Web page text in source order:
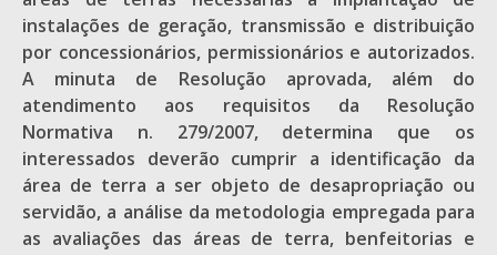
instalações de geração, transmissão e distribuição
por concessionários, permissionários e autorizados.
A minuta de Resolução aprovada, além do
atendimento aos requisitos da Resolução
Normativa n. 279/2007, determina que os
interessados deverão cumprir a identificação da
área de terra a ser objeto de desapropriação ou
servidão, a análise da metodologia empregada para
as avaliações das áreas de terra, benfeitorias e